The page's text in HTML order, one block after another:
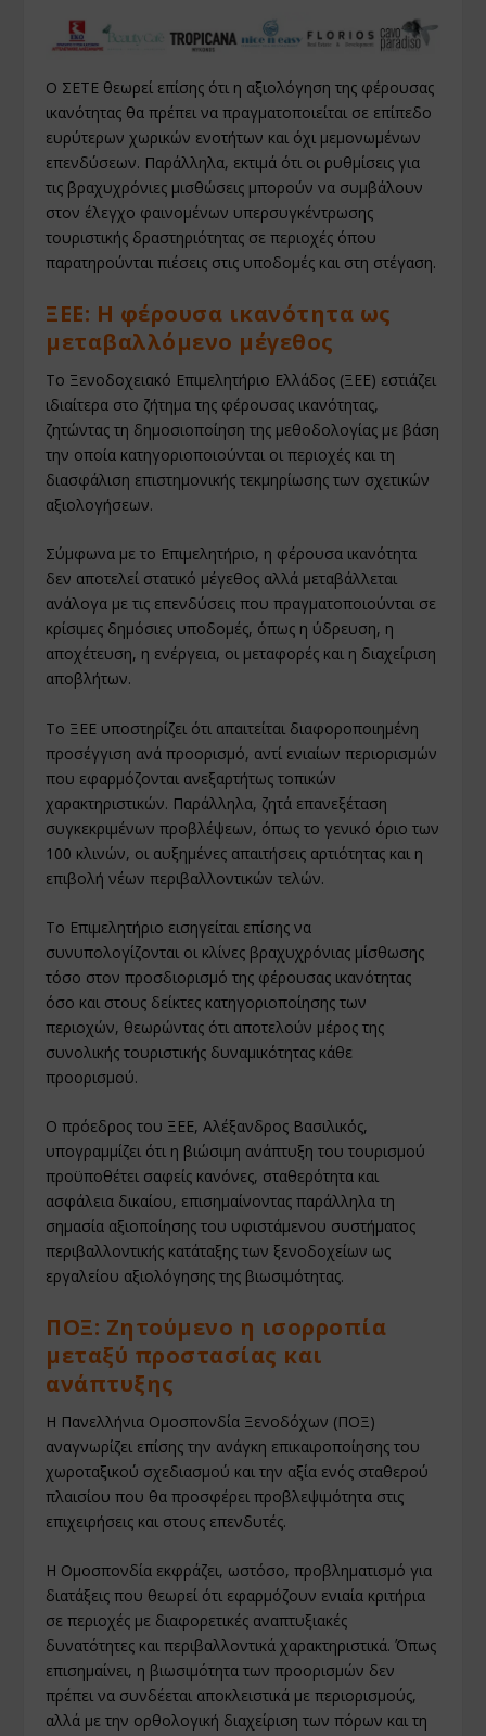
Ο ΣΕΤΕ θεωρεί επίσης ότι η αξιολόγηση της φέρουσας
ικανότητας θα πρέπει να πραγματοποιείται σε επίπεδο
ευρύτερων χωρικών ενοτήτων και όχι μεμονωμένων
επενδύσεων. Παράλληλα, εκτιμά ότι οι ρυθμίσεις για
τις βραχυχρόνιες μισθώσεις μπορούν να συμβάλουν
στον έλεγχο φαινομένων υπερσυγκέντρωσης
τουριστικής δραστηριότητας σε περιοχές όπου
παρατηρούνται πιέσεις στις υποδομές και στη στέγαση.
ΞΕΕ: Η φέρουσα ικανότητα ως
μεταβαλλόμενο μέγεθος
Το Ξενοδοχειακό Επιμελητήριο Ελλάδος (ΞΕΕ) εστιάζει
ιδιαίτερα στο ζήτημα της φέρουσας ικανότητας,
ζητώντας τη δημοσιοποίηση της μεθοδολογίας με βάση
την οποία κατηγοριοποιούνται οι περιοχές και τη
διασφάλιση επιστημονικής τεκμηρίωσης των σχετικών
αξιολογήσεων.
Σύμφωνα με το Επιμελητήριο, η φέρουσα ικανότητα
δεν αποτελεί στατικό μέγεθος αλλά μεταβάλλεται
ανάλογα με τις επενδύσεις που πραγματοποιούνται σε
κρίσιμες δημόσιες υποδομές, όπως η ύδρευση, η
αποχέτευση, η ενέργεια, οι μεταφορές και η διαχείριση
αποβλήτων.
Το ΞΕΕ υποστηρίζει ότι απαιτείται διαφοροποιημένη
προσέγγιση ανά προορισμό, αντί ενιαίων περιορισμών
που εφαρμόζονται ανεξαρτήτως τοπικών
χαρακτηριστικών. Παράλληλα, ζητά επανεξέταση
συγκεκριμένων προβλέψεων, όπως το γενικό όριο των
100 κλινών, οι αυξημένες απαιτήσεις αρτιότητας και η
επιβολή νέων περιβαλλοντικών τελών.
Το Επιμελητήριο εισηγείται επίσης να
συνυπολογίζονται οι κλίνες βραχυχρόνιας μίσθωσης
τόσο στον προσδιορισμό της φέρουσας ικανότητας
όσο και στους δείκτες κατηγοριοποίησης των
περιοχών, θεωρώντας ότι αποτελούν μέρος της
συνολικής τουριστικής δυναμικότητας κάθε
προορισμού.
Ο πρόεδρος του ΞΕΕ, Αλέξανδρος Βασιλικός,
υπογραμμίζει ότι η βιώσιμη ανάπτυξη του τουρισμού
προϋποθέτει σαφείς κανόνες, σταθερότητα και
ασφάλεια δικαίου, επισημαίνοντας παράλληλα τη
σημασία αξιοποίησης του υφιστάμενου συστήματος
περιβαλλοντικής κατάταξης των ξενοδοχείων ως
εργαλείου αξιολόγησης της βιωσιμότητας.
ΠΟΞ: Ζητούμενο η ισορροπία
μεταξύ προστασίας και
ανάπτυξης
Η Πανελλήνια Ομοσπονδία Ξενοδόχων (ΠΟΞ)
αναγνωρίζει επίσης την ανάγκη επικαιροποίησης του
χωροταξικού σχεδιασμού και την αξία ενός σταθερού
πλαισίου που θα προσφέρει προβλεψιμότητα στις
επιχειρήσεις και στους επενδυτές.
Η Ομοσπονδία εκφράζει, ωστόσο, προβληματισμό για
διατάξεις που θεωρεί ότι εφαρμόζουν ενιαία κριτήρια
σε περιοχές με διαφορετικές αναπτυξιακές
δυνατότητες και περιβαλλοντικά χαρακτηριστικά. Όπως
επισημαίνει, η βιωσιμότητα των προορισμών δεν
πρέπει να συνδέεται αποκλειστικά με περιορισμούς,
αλλά με την ορθολογική διαχείριση των πόρων και τη